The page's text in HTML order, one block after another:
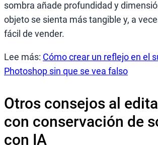
sombra añade profundidad y
objeto se sienta más tangible y, a
fácil de vender.
Lee más: Cómo crear un reflejo en el
Photoshop sin que se vea falso
Otros consejos al
con conservación de
con IA